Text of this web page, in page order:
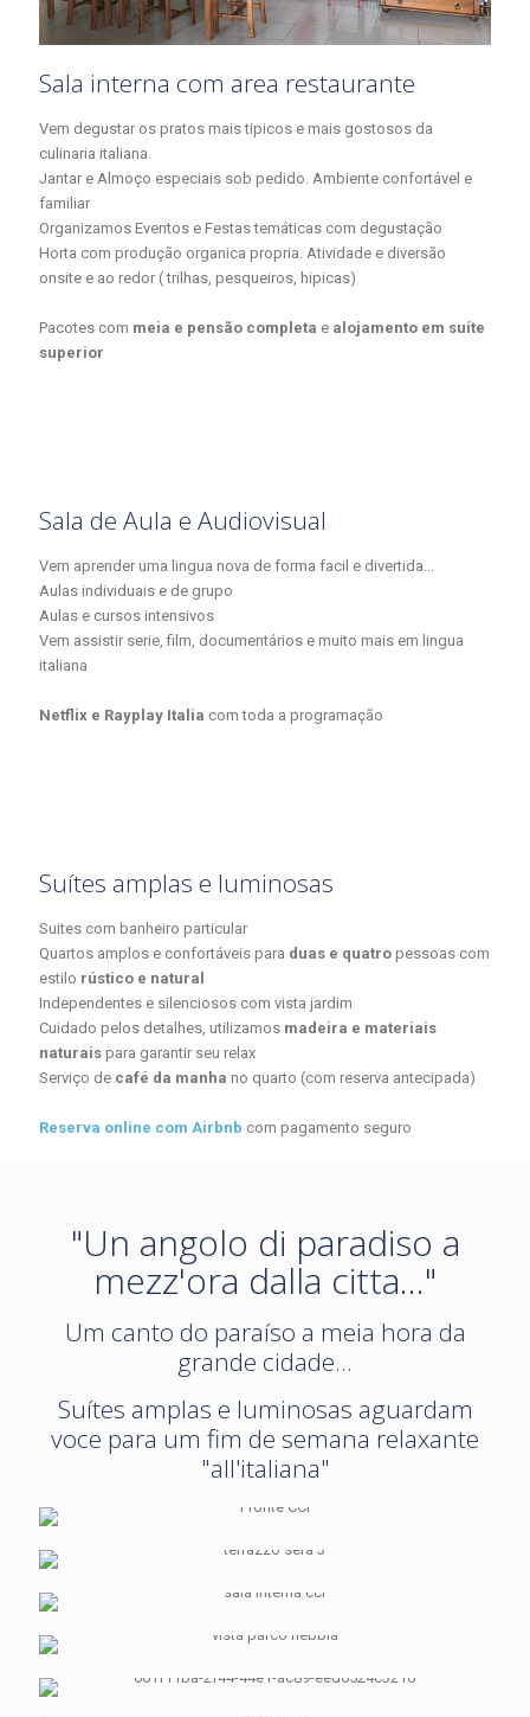
Sala interna com area restaurante
Vem degustar os pratos mais tipicos e mais gostosos da
culinaria italiana.
Jantar e Almoço especiais sob pedido. Ambiente confortável e
familiar
Organizamos Eventos e Festas temáticas com degustação
Horta com produção organica propria. Atividade e diversão
onsite e ao redor ( trilhas, pesqueiros, hipicas)
Pacotes com meia e pensão completa e alojamento em suíte
superior
Sala de Aula e Audiovisual
Vem aprender uma lingua nova de forma facil e divertida...
Aulas individuais e de grupo
Aulas e cursos intensivos
Vem assistir serie, film, documentários e muito mais em lingua
italiana
Netflix e Rayplay Italia com toda a programação
Suítes amplas e luminosas
Suites com banheiro particular
Quartos amplos e confortáveis para duas e quatro pessoas com
estilo rústico e natural
Independentes e silenciosos com vista jardim
Cuidado pelos detalhes, utilizamos madeira e materiais
naturais para garantir seu relax
Serviço de café da manha no quarto (com reserva antecipada)
Reserva online com Airbnb com pagamento seguro
"Un angolo di paradiso a
mezz'ora dalla citta..."
Um canto do paraíso a meia hora da
grande cidade...
Suítes amplas e luminosas aguardam
voce para um fim de semana relaxante
"all'italiana"